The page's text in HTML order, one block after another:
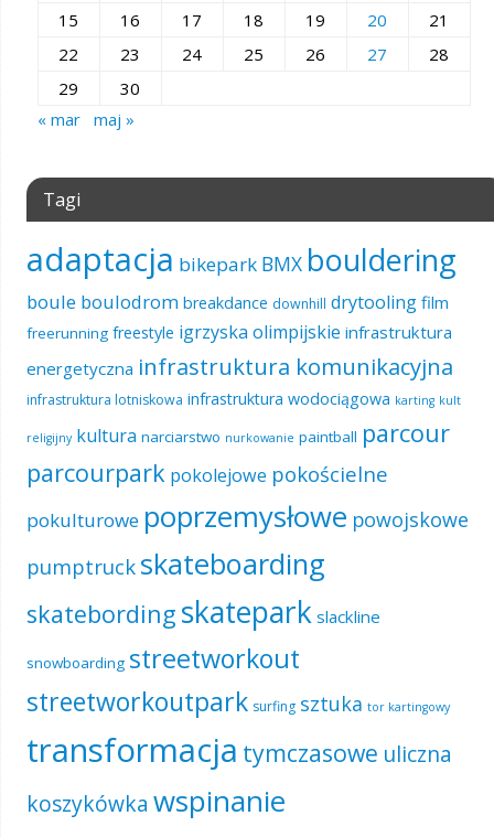
15
16 17 18 19 20
21
22
23 24 25 26 27
28
29
30
« mar
maj »
Tagi
adaptacja bikepark BMX bouldering
boule boulodrom breakdance downhill drytooling film
freerunning freestyle igrzyska olimpijskie infrastruktura
energetyczna infrastruktura komunikacyjna
infrastruktura lotniskowa infrastruktura wodociągowa karting kult
religijny kultura narciarstwo nurkowanie paintball parcour
parcourpark pokolejowe pokościelne
pokulturowe poprzemysłowe powojskowe
pumptruck skateboarding
skatebording skatepark slackline
snowboarding streetworkout
streetworkoutpark surfing sztuka tor kartingowy
transformacja tymczasowe uliczna
koszykówka wspinanie